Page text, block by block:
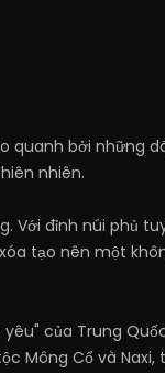
quanh bởi những
nhiên.
Với đỉnh núi phủ
tạo nên một
của Trung
Mông Cổ và